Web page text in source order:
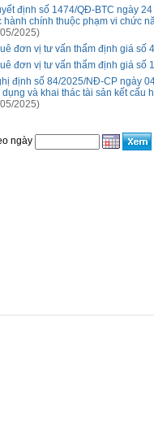
định số 1474/QĐ-BTC ngày
hành chính thuộc phạm vi chức
2025)
đơn vị tư vấn thẩm định giá số
đơn vị tư vấn thẩm định giá số
định số 84/2025/NĐ-CP ngày
dụng và khai thác tài sản kết cấu
2025)
ngày